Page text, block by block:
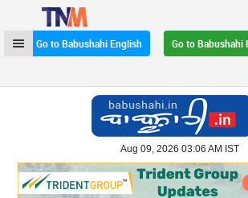
Go to Babushahi English
Go to Babushahi
Aug 09, 2026 03:06 AM IST